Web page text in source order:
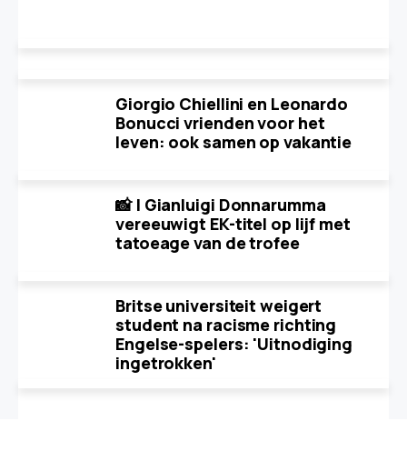
Giorgio Chiellini en Leonardo
Bonucci vrienden voor het
leven: ook samen op vakantie
📸 | Gianluigi Donnarumma
vereeuwigt EK-titel op lijf met
tatoeage van de trofee
Britse universiteit weigert
student na racisme richting
Engelse-spelers: 'Uitnodiging
ingetrokken'